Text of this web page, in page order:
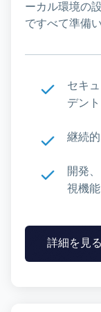
ーカル環境の
ですべて準備
セキ
デン
継続
開発
視機
詳細を見る